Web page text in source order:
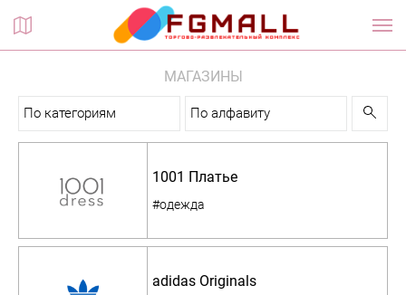
Планы этажей
МАГАЗИНЫ
По категориям По алфавиту
1001 Платье
#одежда
adidas Originals